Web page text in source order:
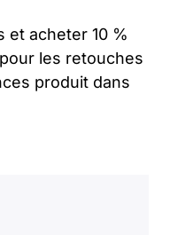
et acheter 10 %
les retouches
produit dans